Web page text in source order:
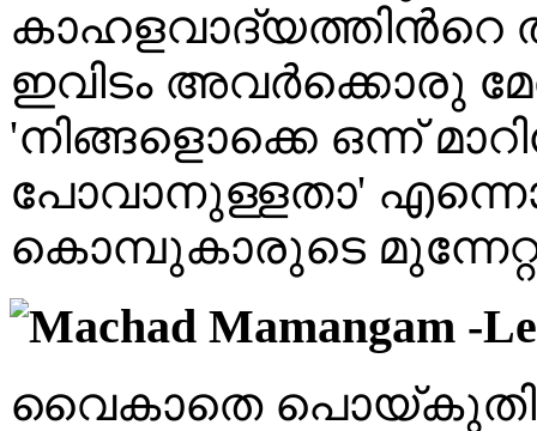
കാഹളവാദ്യത്തിൻറെ
ഇവിടം അവർക്കൊരു
'നിങ്ങളൊക്കെ ഒന്ന്
പോവാനുള്ളതാ'
കൊമ്പുകാരുടെ
വൈകാതെ